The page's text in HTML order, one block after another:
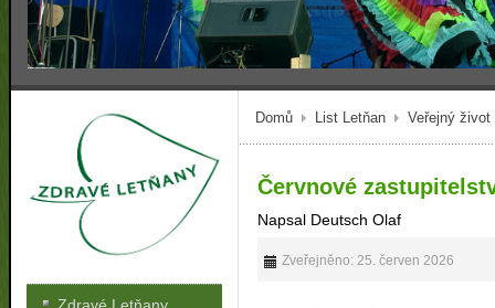
Domů List Letňan Veřejný život
Červnové
Napsal Deutsch Olaf
Zveřejněno: 25. červen 2026